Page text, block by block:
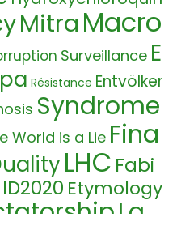
Mitra Macro
Surveillance E
Résistance Entvölker
Syndrome
World is a Lie Fina
LHC Fabi
ID2020 Etymology
La